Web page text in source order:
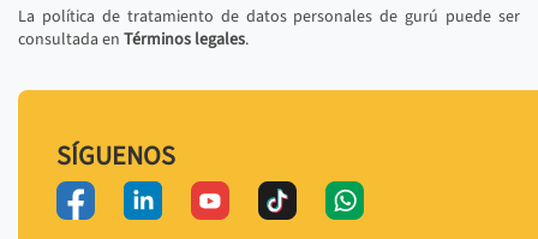
La política de tratamiento de datos personales de gurú puede ser
consultada en Términos legales.
SÍGUENOS